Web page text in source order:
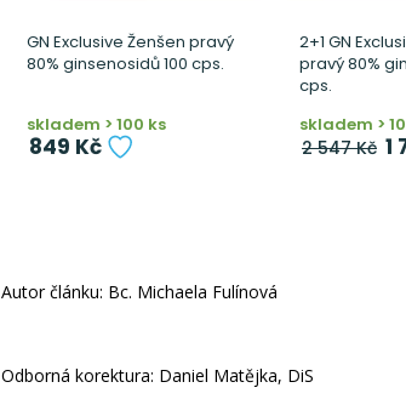
GN Exclusive Ženšen pravý
80% ginsenosidů 100 cps.
skladem > 100 ks
849 Kč
2+1 GN
pravý 80%
cps.
skladem >
2 547 Kč 1
Autor článku: Bc. Michaela Fulínová
Odborná korektura: Daniel Matějka, DiS